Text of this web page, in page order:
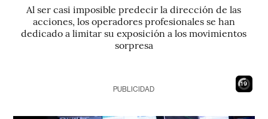
Al ser casi imposible predecir la dirección de las
acciones, los operadores profesionales se han
dedicado a limitar su exposición a los movimientos
sorpresa
17
PUBLICIDAD